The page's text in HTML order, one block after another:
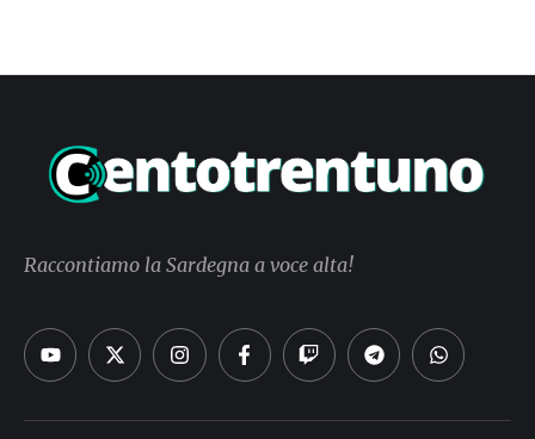
Raccontiamo la Sardegna a voce alta!